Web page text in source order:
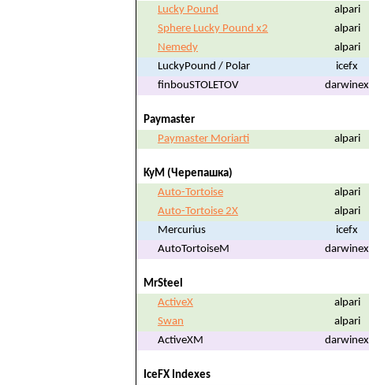
Lucky Pound
alpari
Sphere Lucky Pound x2
alpari
Nemedy
alpari
LuckyPound / Polar
icefx
finbouSTOLETOV
darwinex
Paymaster
Paymaster Moriarti
alpari
KyM (Черепашка)
Auto-Tortoise
alpari
Auto-Tortoise 2X
alpari
Mercurius
icefx
AutoTortoiseM
darwinex
MrSteel
ActiveX
alpari
Swan
alpari
ActiveXM
darwinex
IceFX Indexes